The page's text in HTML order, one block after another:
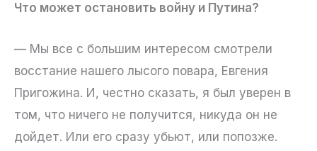
Что может остановить войну и Путина?
— Мы все с большим интересом смотрели
восстание нашего лысого повара, Евгения
Пригожина. И, честно сказать, я был уверен в
том, что ничего не получится, никуда он не
дойдет. Или его сразу убьют, или попозже.